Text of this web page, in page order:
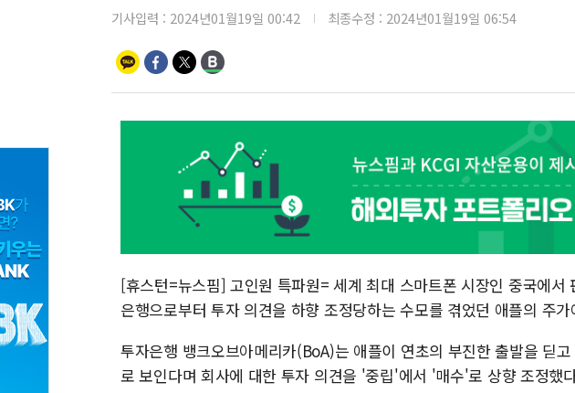
기사입력 : 2024년01월19일 00:42 최종수정 : 2024년01월19일 06:54
[휴스턴=뉴스핌] 고인원 특파원= 세계 최대 스마트폰 시장인 중국에서
은행으로부터 투자 의견을 하향 조정당하는 수모를 겪었던 애플의 주
투자은행 뱅크오브아메리카(BoA)는 애플이 연초의 부진한 출발을 딛
로 보인다며 회사에 대한 투자 의견을 '중립'에서 '매수'로 상향 조정했